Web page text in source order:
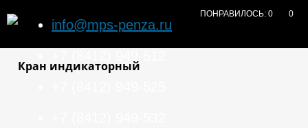
info@mps-penza.ru
ПОНРАВИЛОСЬ: 0 0
Кран индикаторный